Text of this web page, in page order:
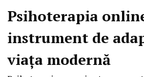
Psihoterapia
instrument de
viața modernă